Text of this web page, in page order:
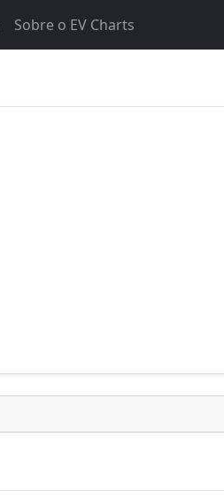
Sobre o EV Charts